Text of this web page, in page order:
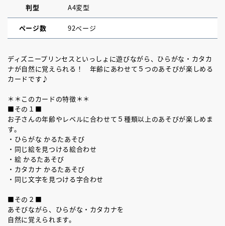
判型 A4変型
ページ数 92ページ
ディズニープリンセスといっしょに遊びながら、ひらがな・カタカ
ナが自然に覚えられる！ 年齢にあわせて５つのあそびが楽しめる
カードです♪
＊＊このカードの特徴＊＊
■その１■
お子さんの年齢やレベルに合わせて５種類以上のあそびが楽しめま
す。
・ひらがな かるたあそび
・同じ絵を見つける絵合わせ
・絵 かるたあそび
・カタカナ かるたあそび
・同じ文字を見つける字合わせ
■その２■
あそびながら、ひらがな・カタカナを
自然に覚えられます。